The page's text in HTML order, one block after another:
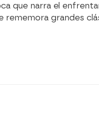
que narra el
rememora grandes